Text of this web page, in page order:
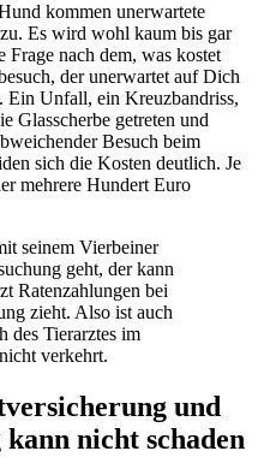
kommen unerwartete
Es wird wohl kaum bis gar
Frage nach dem, was kostet
der unerwartet auf Dich
Ein Unfall, ein Kreuzbandriss,
Glasscherbe getreten und
Besuch beim
sich die Kosten deutlich. Je
mehrere Hundert Euro
seinem Vierbeiner
geht, der kann
Ratenzahlungen bei
zieht. Also ist auch
des Tierarztes im
verkehrt.
und
nicht schaden